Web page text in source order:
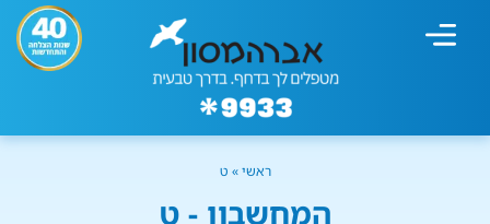
ראשי» ט
המחשבון - ט